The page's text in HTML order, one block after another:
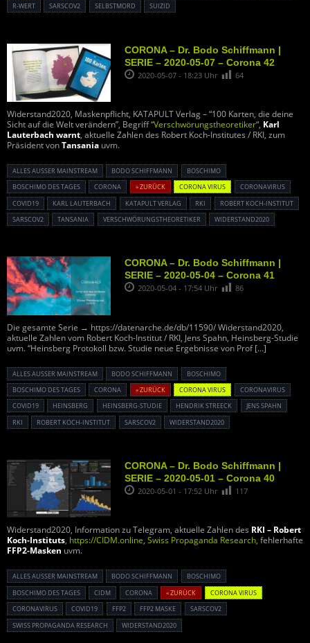
R-WERT
SARSCOV2 SELBSTMORD SUIZID
CORONA – Dr. Bodo Schiffmann |
SERIE – 2020-05-07 – Corona 42
2020-05-07 - 18:23 Uhr 64
Widerstand2020, Maskenpflicht, KATAPULT Verlag – “100 Karten, die deine
Sicht auf die Welt verändern”, Begriff “Verschwörungstheoretiker“, Karl
Lauterbach warnt, aktuelle Zahlen des Robert Koch-Institutes / RKI, zum
Präsident vonTansania uvm.
ALLES AUSSER MAINSTREAM BODO SCHIFFMANN
BOSCHIMO
BOSCHIMO DES TAGES
CORONA « ZURÜCK CORONA VIRUS
CORONAVIRUS
COVID19
KARL LAUTERBACH KATAPULT VERLAG RKI
ROBERT KOCH-INSTITUT
SARSCOV2
TANSANIA VERSCHWÖRUNGSTHEORETIKER WIDERSTAND2020
CORONA – Dr. Bodo Schiffmann |
SERIE – 2020-05-04 – Corona 41
2020-05-04 - 17:54 Uhr 86
Die gesamte Serie → https://datenarche.de/db/11590/ Widerstand2020,
aktuelle Zahlen vom Robert Koch-Institut / RKI, Jens Spahn, Heinsberg-Studie
uvm. “Heinsberg Protokoll bzw. Studie neue Ergebnisse von Prof[…]
ALLES AUSSER MAINSTREAM BODO SCHIFFMANN
BOSCHIMO
BOSCHIMO DES TAGES
CORONA « ZURÜCK CORONA VIRUS
CORONAVIRUS
COVID19
HEINSBERG HEINSBERG-STUDIE HENDRIK STREECK
JENS SPAHN
RKI
ROBERT KOCH-INSTITUT SARSCOV2 WIDERSTAND2020
CORONA – Dr. Bodo Schiffmann |
SERIE – 2020-05-01 – Corona 40
2020-05-01 - 17:52 Uhr 117
Widerstand2020, Information zu Telegram, aktuelle Zahlen des RKI – Robert
Koch-Instituts, https://CIDM.online, Swiss Propaganda Research, fehlerhafte
FFP2-Masken uvm.
ALLES AUSSER MAINSTREAM BODO SCHIFFMANN
BOSCHIMO
BOSCHIMO DES TAGES
CIDM CORONA « ZURÜCK
CORONA VIRUS
CORONAVIRUS
COVID19 FFP2 FFP2 MASKE
SARSCOV2
SWISS PROPAGANDA RESEARCH
WIDERSTAND2020